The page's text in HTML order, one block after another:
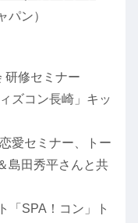
パン）
研修セミナー
ズコン長崎」キッ
愛セミナー、トー
島田秀平さんと共
「SPA！コン」ト